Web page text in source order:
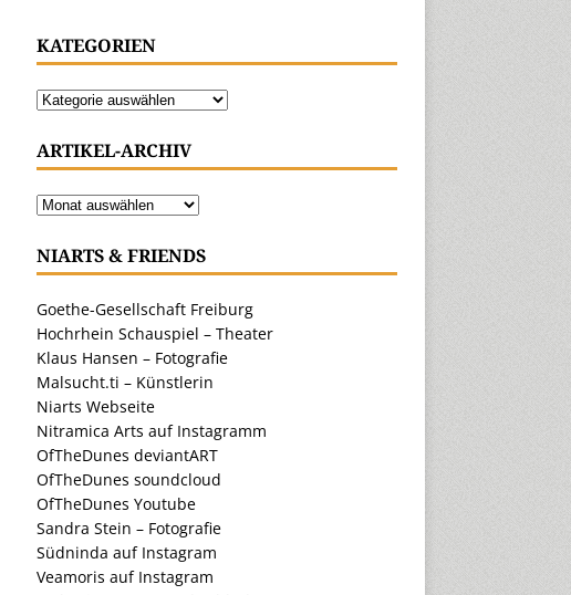
KATEGORIEN
ARTIKEL-ARCHIV
NIARTS & FRIENDS
Goethe-Gesellschaft Freiburg
Hochrhein Schauspiel – Theater
Klaus Hansen – Fotografie
Malsucht.ti – Künstlerin
Niarts Webseite
Nitramica Arts auf Instagramm
OfTheDunes deviantART
OfTheDunes soundcloud
OfTheDunes Youtube
Sandra Stein – Fotografie
Südninda auf Instagram
Veamoris auf Instagram